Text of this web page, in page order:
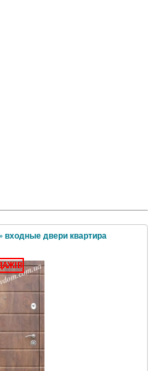
двери квартира